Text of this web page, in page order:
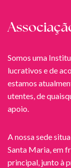
Somos uma
lucrativos e de
estamos
utentes, de
apoio.
A nossa sede
Santa Maria, em
principal, junto à